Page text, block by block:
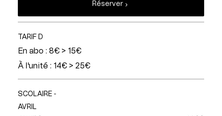
Réserver
TARIF D
En abo : 8€ > 15€
À l'unité : 14€ > 25€
SCOLAIRE -
AVRIL